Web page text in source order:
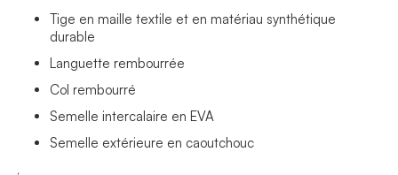
Tige en maille textile et en matériau synthétique
durable
Languette rembourrée
Col rembourré
Semelle intercalaire en EVA
Semelle extérieure en caoutchouc